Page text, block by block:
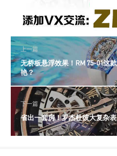
上一篇
无桥板悬浮效果！RM 75-01这
艳？
下一篇
省出一套房！罗杰杜彼大复杂